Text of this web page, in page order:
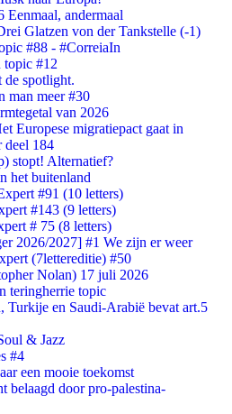
andermaal
Glatzen von der Tankstelle (-1)
#88 - #CorreiaIn
topic #12
de spotlight.
man meer #30
van 2026
Europese migratiepact gaat in
deel 184
stopt! Alternatief?
het buitenland
#91 (10 letters)
#143 (9 letters)
# 75 (8 letters)
2026/2027] #1 We zijn er weer
(7lettereditie) #50
Nolan) 17 juli 2026
teringherrie topic
Turkije en Saudi-Arabië bevat art.5
& Jazz
#4
een mooie toekomst
belaagd door pro-palestina-